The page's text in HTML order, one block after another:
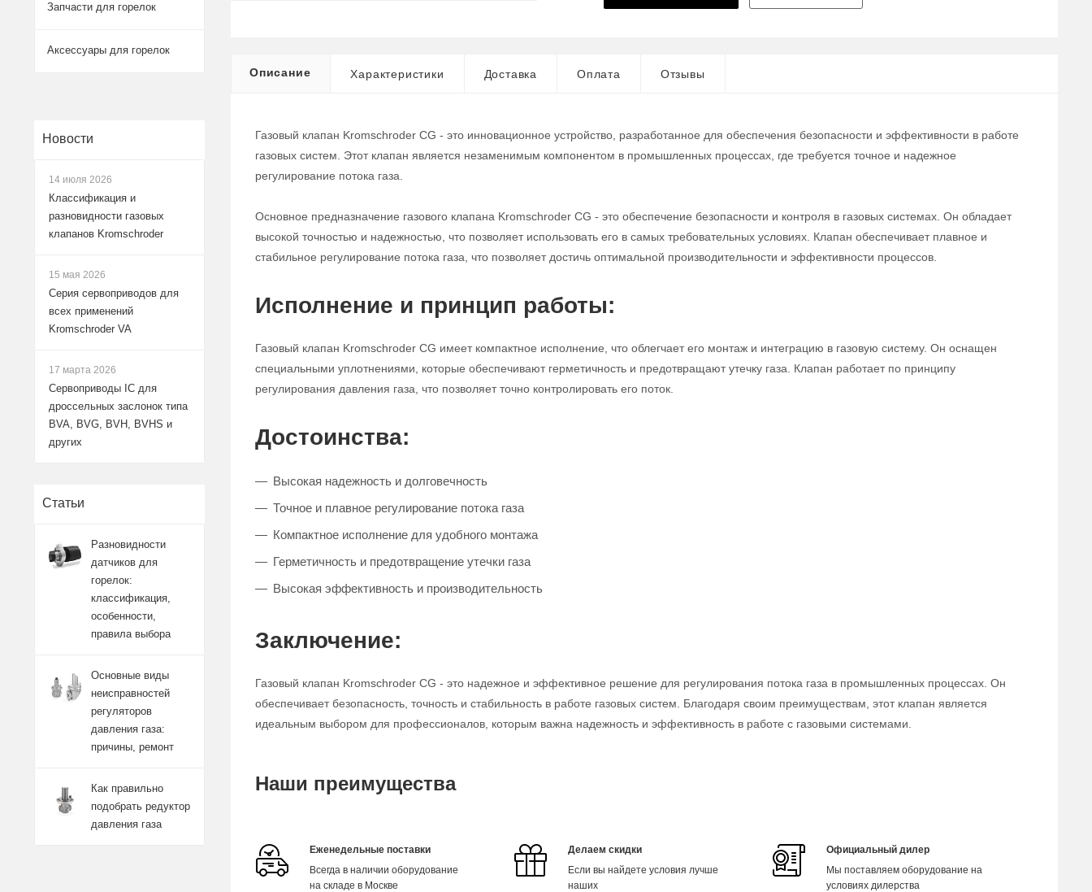
Описание Характеристики Доставка Оплата Отзывы
Газовый клапан Kromschroder CG - это инновационное устройство, разработанное для обеспечения безопасности и эффективности в работе
газовых систем. Этот клапан является незаменимым компонентом в промышленных процессах, где требуется точное и надежное
регулирование потока газа.
Основное предназначение газового клапана Kromschroder CG - это обеспечение безопасности и контроля в газовых системах. Он обладает
высокой точностью и надежностью, что позволяет использовать его в самых требовательных условиях. Клапан обеспечивает плавное и
стабильное регулирование потока газа, что позволяет достичь оптимальной производительности и эффективности процессов.
Исполнение и принцип работы:
Газовый клапан Kromschroder CG имеет компактное исполнение, что облегчает его монтаж и интеграцию в газовую систему. Он оснащен
специальными уплотнениями, которые обеспечивают герметичность и предотвращают утечку газа. Клапан работает по принципу
регулирования давления газа, что позволяет точно контролировать его поток.
Достоинства:
Высокая надежность и долговечность
Точное и плавное регулирование потока газа
Компактное исполнение для удобного монтажа
Герметичность и предотвращение утечки газа
Высокая эффективность и производительность
Заключение:
Газовый клапан Kromschroder CG - это надежное и эффективное решение для регулирования потока газа в промышленных процессах. Он
обеспечивает безопасность, точность и стабильность в работе газовых систем. Благодаря своим преимуществам, этот клапан является
идеальным выбором для профессионалов, которым важна надежность и эффективность в работе с газовыми системами.
Наши преимущества
Еженедельные поставки
Всегда в наличии оборудование
на складе в Москве
Делаем скидки
Если вы найдете условия лучше
наших
Официальный дилер
Мы поставляем оборудование на
условиях дилерства
Запчасти для горелок
Аксессуары для горелок
Новости
14 июля 2026
Классификация и
разновидности газовых
клапанов Kromschroder
15 мая 2026
Серия сервоприводов для
всех применений
Kromschroder VA
17 марта 2026
Сервоприводы IC для
дроссельных заслонок типа
BVA, BVG, BVH, BVHS и
других
Статьи
Разновидности
датчиков для
горелок:
классификация,
особенности,
правила выбора
Основные виды
неисправностей
регуляторов
давления газа:
причины, ремонт
Как правильно
подобрать редуктор
давления газа